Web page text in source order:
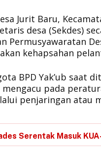
Jurit Baru,
desa (Sekdes)
Permusyawaratan
kehapsahan
BPD Yak’ub saat
mengacu pada
penjaringan atau
Serentak Masuk